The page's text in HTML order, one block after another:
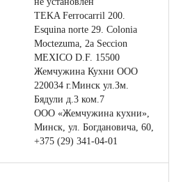
TEKA Ferrocarril 200.
Esquina norte 29. Colonia
Moctezuma, 2a Seccion
MEXICO D.F. 15500
Жемчужина Кухни ООО
220034 г.Минск ул.Зм.
Бядули д.3 ком.7
ООО «Жемчужина кухни»,
Минск, ул. Богдановича, 60,
+375 (29) 341-04-01